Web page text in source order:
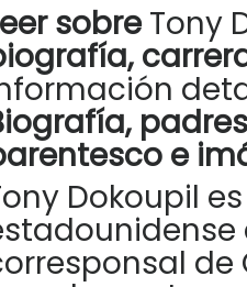
sobreTony
e
Dokoupil
de